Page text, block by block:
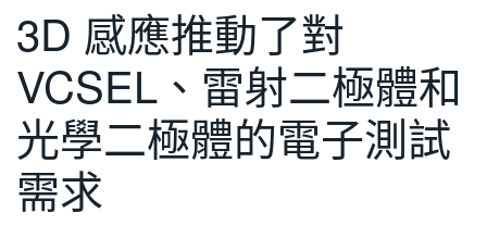
ENGLISH
FRANÇAIS
DEUTSCH
VIỆT NAM
3D 感應推動了對
VCSEL、雷射二極體和
光學二極體的電子測試
需求